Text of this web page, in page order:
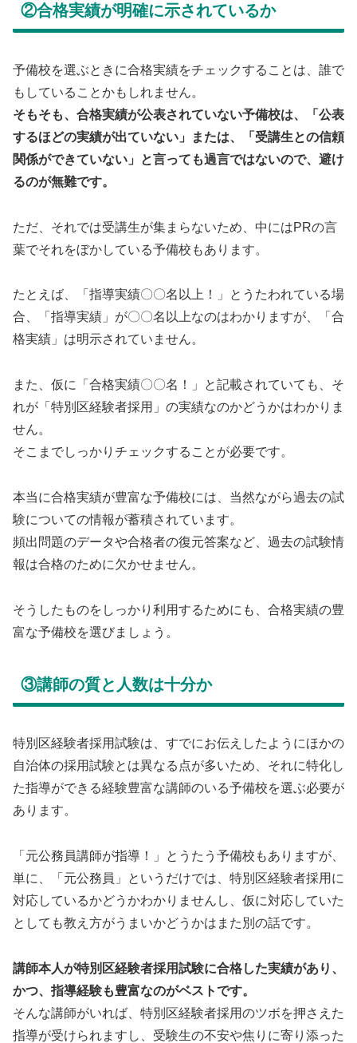
②合格実績が明確に示されているか
予備校を選ぶときに合格実績をチェックすることは、誰で
もしていることかもしれません。
そもそも、合格実績が公表されていない予備校は、「公表
するほどの実績が出ていない」または、「受講生との信頼
関係ができていない」と言っても過言ではないので、避け
るのが無難です。
ただ、それでは受講生が集まらないため、中にはPRの言
葉でそれをぼかしている予備校もあります。
たとえば、「指導実績〇〇名以上！」とうたわれている場
合、「指導実績」が〇〇名以上なのはわかりますが、「合
格実績」は明示されていません。
また、仮に「合格実績〇〇名！」と記載されていても、そ
れが「特別区経験者採用」の実績なのかどうかはわかりま
せん。
そこまでしっかりチェックすることが必要です。
本当に合格実績が豊富な予備校には、当然ながら過去の試
験についての情報が蓄積されています。
頻出問題のデータや合格者の復元答案など、過去の試験情
報は合格のために欠かせません。
そうしたものをしっかり利用するためにも、合格実績の豊
富な予備校を選びましょう。
③講師の質と人数は十分か
特別区経験者採用試験は、すでにお伝えしたようにほかの
自治体の採用試験とは異なる点が多いため、それに特化し
た指導ができる経験豊富な講師のいる予備校を選ぶ必要が
あります。
「元公務員講師が指導！」とうたう予備校もありますが、
単に、「元公務員」というだけでは、特別区経験者採用に
対応しているかどうかわかりませんし、仮に対応していた
としても教え方がうまいかどうかはまた別の話です。
講師本人が特別区経験者採用試験に合格した実績があり、
かつ、指導経験も豊富なのがベストです。
そんな講師がいれば、特別区経験者採用のツボを押さえた
指導が受けられますし、受験生の不安や焦りに寄り添った